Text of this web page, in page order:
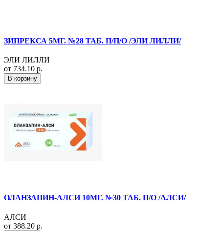
ЗИПРЕКСА 5МГ. №28 ТАБ. П/П/О /ЭЛИ ЛИЛЛИ/
ЭЛИ ЛИЛЛИ
от 734.10 р.
В корзину
ОЛАНЗАПИН-АЛСИ 10МГ. №30 ТАБ. П/О /АЛСИ/
АЛСИ
от 388.20 р.